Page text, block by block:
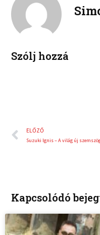
Szólj hozzá
Előző
ELŐZŐ
Suzuki Ignis – A világ új
Kapcsolódó